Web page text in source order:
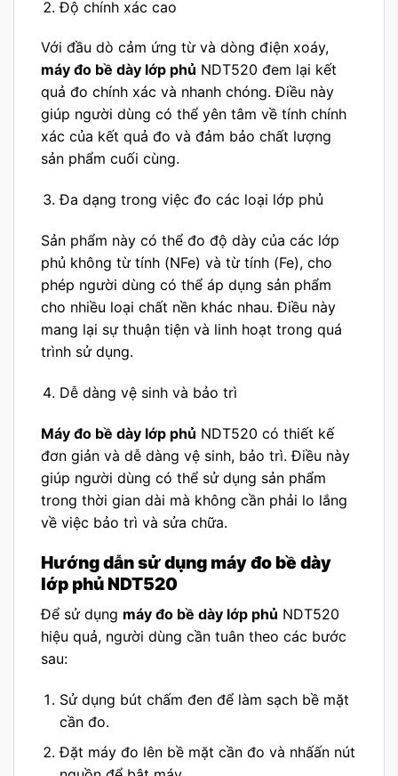
Độ chính xác cao
Với đầu dò cảm ứng từ và dòng điện xoáy,
máy đo bề dày lớp phủ NDT520 đem lại kết
quả đo chính xác và nhanh chóng. Điều này
giúp người dùng có thể yên tâm về tính chính
xác của kết quả đo và đảm bảo chất lượng
sản phẩm cuối cùng.
Đa dạng trong việc đo các loại lớp phủ
Sản phẩm này có thể đo độ dày của các lớp
phủ không từ tính (NFe) và từ tính (Fe), cho
phép người dùng có thể áp dụng sản phẩm
cho nhiều loại chất nền khác nhau. Điều này
mang lại sự thuận tiện và linh hoạt trong quá
trình sử dụng.
Dễ dàng vệ sinh và bảo trì
Máy đo bề dày lớp phủ NDT520 có thiết kế
đơn giản và dễ dàng vệ sinh, bảo trì. Điều này
giúp người dùng có thể sử dụng sản phẩm
trong thời gian dài mà không cần phải lo lắng
về việc bảo trì và sửa chữa.
Hướng dẫn sử dụng máy đo bề dày
lớp phủ NDT520
Để sử dụng máy đo bề dày lớp phủ NDT520
hiệu quả, người dùng cần tuân theo các bước
sau:
Sử dụng bút chấm đen để làm sạch bề mặt
cần đo.
Đặt máy đo lên bề mặt cần đo và nhấấn nút